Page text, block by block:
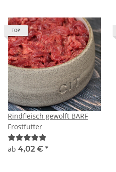
TOP
Rindfleisch gewolft BARF
Frostfutter
ab 4,02 € *